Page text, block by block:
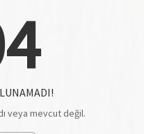
veya mevcut değil.